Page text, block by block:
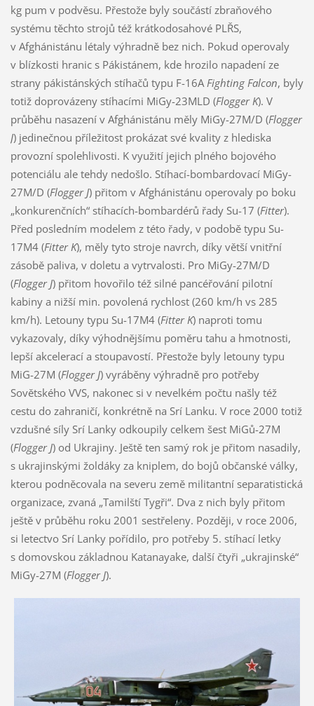
kg pum v podvěsu. Přestože byly součástí zbraňového
systému těchto strojů též krátkodosahové PLŘS,
v Afghánistánu létaly výhradně bez nich. Pokud operovaly
v blízkosti hranic s Pákistánem, kde hrozilo napadení ze
strany pákistánských stíhačů typu F-16AFighting Falcon, byly
totiž doprovázeny stíhacími MiGy-23MLD (Flogger K). V
průběhu nasazení v Afghánistánu měly MiGy-27M/D (Flogger
J) jedinečnou příležitost prokázat své kvality z hlediska
provozní spolehlivosti. K využití jejich plného bojového
potenciálu ale tehdy nedošlo. Stíhací-bombardovací MiGy-
27M/D (Flogger J) přitom v Afghánistánu operovaly po boku
„konkurenčních“ stíhacích-bombardérů řady Su-17 (Fitter).
Před posledním modelem z této řady, v podobě typu Su-
17M4 (Fitter K), měly tyto stroje navrch, díky větší vnitřní
zásobě paliva, v doletu a vytrvalosti. Pro MiGy-27M/D
(Flogger J) přitom hovořilo též silné pancéřování pilotní
kabiny a nižší min. povolená rychlost (260 km/h vs 285
km/h). Letouny typu Su-17M4 (Fitter K) naproti tomu
vykazovaly, díky výhodnějšímu poměru tahu a hmotnosti,
lepší akcelerací a stoupavostí. Přestože byly letouny typu
MiG-27M (Flogger J) vyráběny výhradně pro potřeby
Sovětského VVS, nakonec si v nevelkém počtu našly též
cestu do zahraničí, konkrétně na Srí Lanku. V roce 2000 totiž
vzdušné síly Srí Lanky odkoupily celkem šest MiGů-27M
(Flogger J) od Ukrajiny. Ještě ten samý rok je přitom nasadily,
s ukrajinskými žoldáky za kniplem, do bojů občanské války,
kterou podněcovala na severu země militantní separatistická
organizace, zvaná „Tamilští Tygři“. Dva z nich byly přitom
ještě v průběhu roku 2001 sestřeleny. Později, v roce 2006,
si letectvo Srí Lanky pořídilo, pro potřeby 5. stíhací letky
s domovskou základnou Katanayake, další čtyři „ukrajinské“
MiGy-27M (Flogger J).